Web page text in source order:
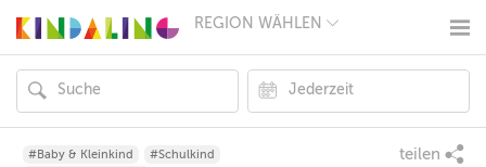
REGION WÄHLEN
MÜNCHEN
HAMBURG
FRANKFURT
KÖLN
DÜSSELDORF
#Baby & Kleinkind
#Schulkind
teilen